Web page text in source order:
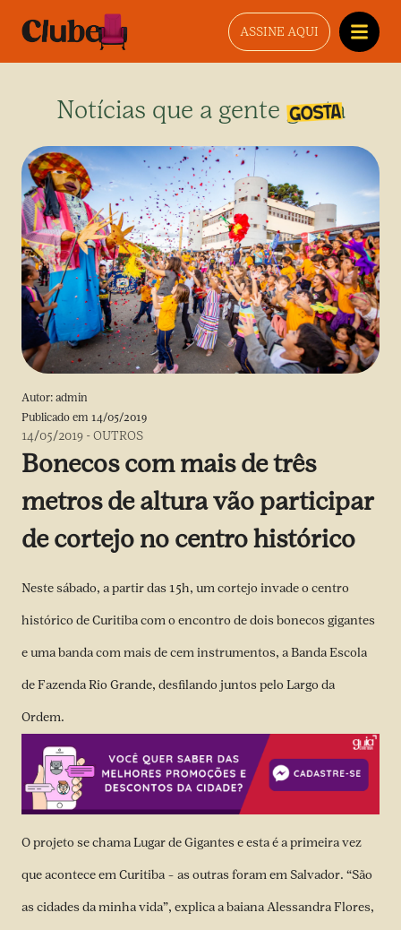
ASSINE AQUI
Notícias que a gente gosta
Autor: admin
Publicado em 14/05/2019
14/05/2019 -OUTROS
Bonecos com mais de três
metros de altura vão participar
de cortejo no centro histórico
Neste sábado, a partir das 15h, um cortejo invade o centro
histórico de Curitiba com o encontro de dois bonecos gigantes
e uma banda com mais de cem instrumentos, a Banda Escola
de Fazenda Rio Grande, desfilando juntos pelo Largo da
Ordem.
O projeto se chama Lugar de Gigantes e esta é a primeira vez
que acontece em Curitiba – as outras foram em Salvador. “São
as cidades da minha vida”, explica a baiana Alessandra Flores,